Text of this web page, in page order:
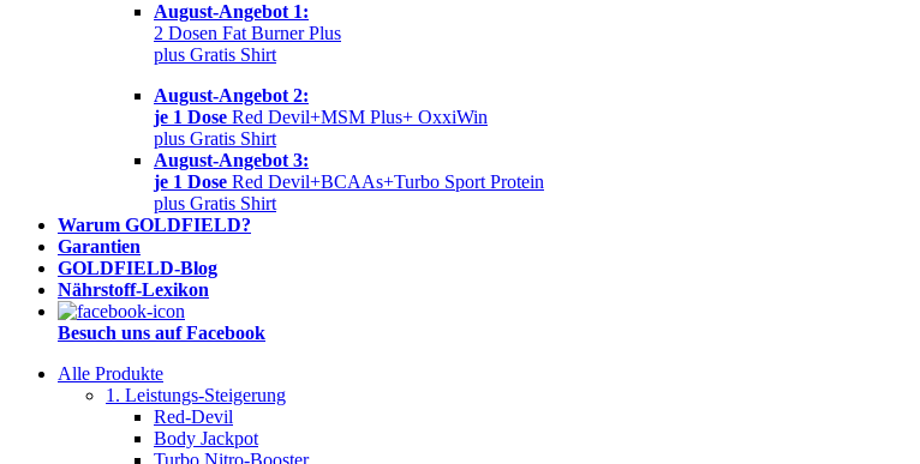
August-Angebot 1:
2 Dosen Fat Burner Plus
plus Gratis Shirt
August-Angebot 2:
je 1 Dose Red Devil+MSM Plus+ OxxiWin
plus Gratis Shirt
August-Angebot 3:
je 1 Dose Red Devil+BCAAs+Turbo Sport Protein
plus Gratis Shirt
Warum GOLDFIELD?
Garantien
GOLDFIELD-Blog
Nährstoff-Lexikon
Besuch uns auf Facebook
Alle Produkte
1. Leistungs-Steigerung
Red-Devil
Body Jackpot
Turbo Nitro-Booster